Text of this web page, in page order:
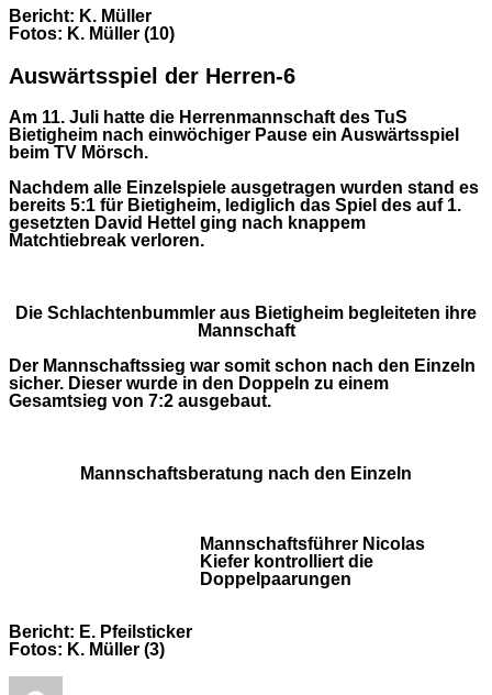
Bericht: K. Müller
Fotos: K. Müller (10)
Auswärtsspiel der Herren-6
Am 11. Juli hatte die Herrenmannschaft des TuS
Bietigheim nach einwöchiger Pause ein Auswärtsspiel
beim TV Mörsch.
Nachdem alle Einzelspiele ausgetragen wurden stand es
bereits 5:1 für Bietigheim, lediglich das Spiel des auf 1.
gesetzten David Hettel ging nach knappem
Matchtiebreak verloren.
Die Schlachtenbummler aus Bietigheim begleiteten ihre
Mannschaft
Der Mannschaftssieg war somit schon nach den Einzeln
sicher. Dieser wurde in den Doppeln zu einem
Gesamtsieg von 7:2 ausgebaut.
Mannschaftsberatung nach den Einzeln
Mannschaftsführer Nicolas
Kiefer kontrolliert die
Doppelpaarungen
Bericht: E. Pfeilsticker
Fotos: K. Müller (3)